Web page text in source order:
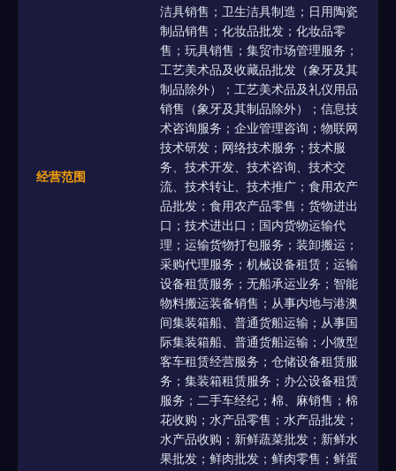
经营范围
洁具销售；卫生洁具制造；日用陶瓷
制品销售；化妆品批发；化妆品零
售；玩具销售；集贸市场管理服务；
工艺美术品及收藏品批发（象牙及其
制品除外）；工艺美术品及礼仪用品
销售（象牙及其制品除外）；信息技
术咨询服务；企业管理咨询；物联网
技术研发；网络技术服务；技术服
务、技术开发、技术咨询、技术交
流、技术转让、技术推广；食用农产
品批发；食用农产品零售；货物进出
口；技术进出口；国内货物运输代
理；运输货物打包服务；装卸搬运；
采购代理服务；机械设备租赁；运输
设备租赁服务；无船承运业务；智能
物料搬运装备销售；从事内地与港澳
间集装箱船、普通货船运输；从事国
际集装箱船、普通货船运输；小微型
客车租赁经营服务；仓储设备租赁服
务；集装箱租赁服务；办公设备租赁
服务；二手车经纪；棉、麻销售；棉
花收购；水产品零售；水产品批发；
水产品收购；新鲜蔬菜批发；新鲜水
果批发；鲜肉批发；鲜肉零售；鲜蛋